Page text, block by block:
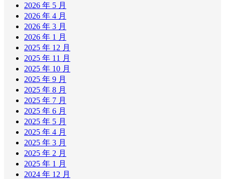
2026 年 5 月
2026 年 4 月
2026 年 3 月
2026 年 1 月
2025 年 12 月
2025 年 11 月
2025 年 10 月
2025 年 9 月
2025 年 8 月
2025 年 7 月
2025 年 6 月
2025 年 5 月
2025 年 4 月
2025 年 3 月
2025 年 2 月
2025 年 1 月
2024 年 12 月